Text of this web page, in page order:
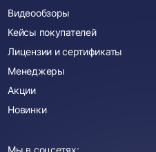
Видеообзоры
Кейсы покупателей
Лицензии и сертификаты
Менеджеры
Акции
Новинки
Мы в соцсетях: